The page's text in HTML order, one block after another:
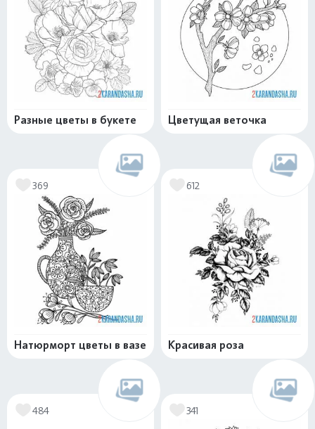
Разные цветы в букете Цветущая веточка
369
Натюрморт цветы в вазе
612
Красивая роза
484 341